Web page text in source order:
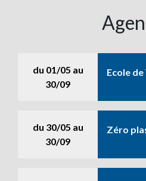
du 01/05 au
30/09
Ecole
du 30/05 au
30/09
Zéro